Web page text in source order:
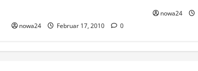
nowa24 Februar 17, 2010 0
nowa24